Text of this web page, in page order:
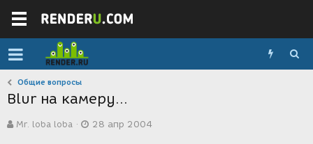
Общие вопросы
Blur на камеру...
в
Mr. loba loba
а
28 апр 2004